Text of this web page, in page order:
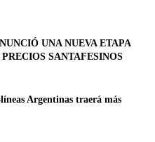
UNA NUEVA ETAPA
SANTAFESINOS
Argentinas traerá más